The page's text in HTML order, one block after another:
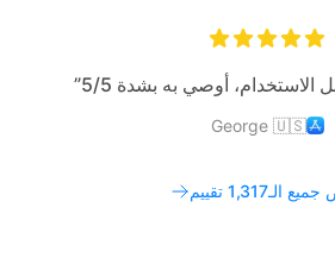
أوصي به بشدة 5/5”
George 🇺🇸
الـ1,317 تقييم